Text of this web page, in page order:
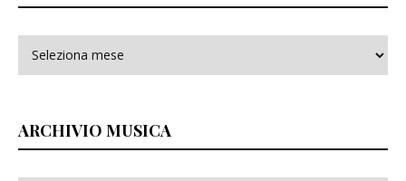
ARCHIVIO MUSICA